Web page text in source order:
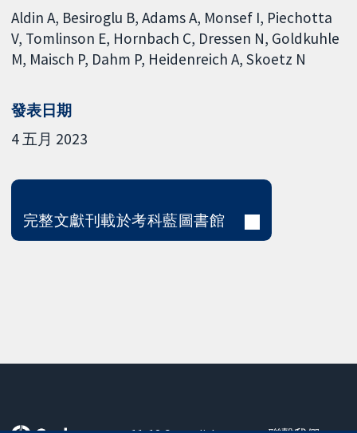
Aldin A Besiroglu B Adams A Monsef I Piechotta
V Tomlinson E Hornbach C Dressen N Goldkuhle
M Maisch P Dahm P Heidenreich A Skoetz N
發表日期
4 五月 2023
完整文獻刊載於考科藍圖書館